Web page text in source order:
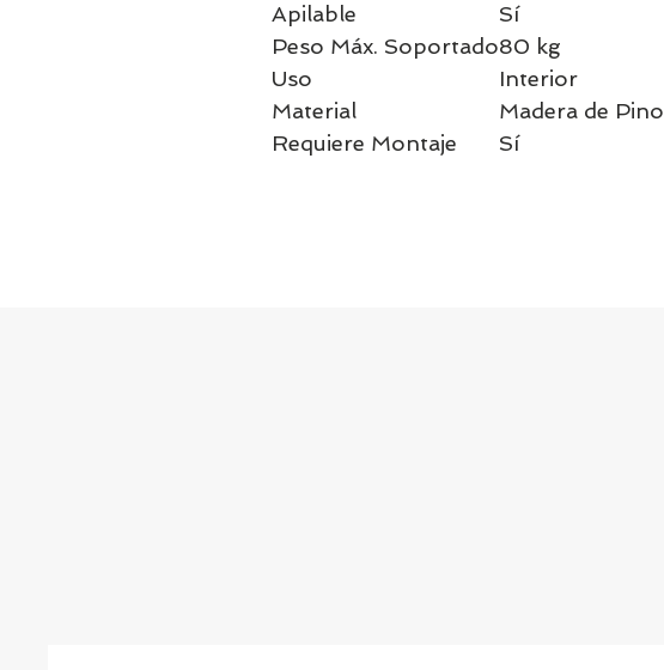
Apilable
Sí
Peso Máx. Soportado80 kg
Uso
Interior
Material
Madera de Pino
Requiere Montaje
Sí